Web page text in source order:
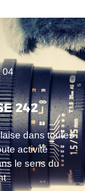
04
dans toutes
activité
le sens du